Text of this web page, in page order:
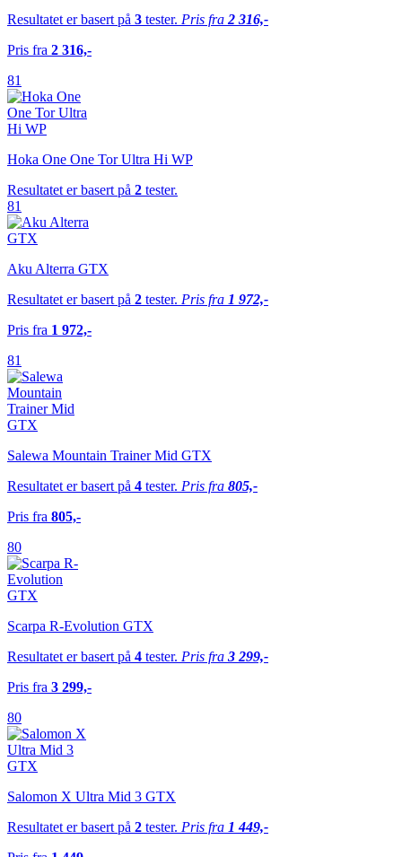
Resultatet er basert på 3 tester. Pris fra 2 316,-
Pris fra 2 316,-
81
Hoka One One Tor Ultra Hi WP
Resultatet er basert på 2 tester.
81
Aku Alterra GTX
Resultatet er basert på 2 tester. Pris fra 1 972,-
Pris fra 1 972,-
81
Salewa Mountain Trainer Mid GTX
Resultatet er basert på 4 tester. Pris fra 805,-
Pris fra 805,-
80
Scarpa R-Evolution GTX
Resultatet er basert på 4 tester. Pris fra 3 299,-
Pris fra 3 299,-
80
Salomon X Ultra Mid 3 GTX
Resultatet er basert på 2 tester. Pris fra 1 449,-